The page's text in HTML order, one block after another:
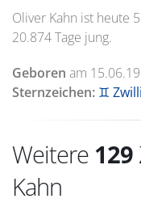
Oliver Kahn ist heute
20.874 Tage jung.
Geboren am
Sternzeichen: ♊
Weitere 129
Kahn